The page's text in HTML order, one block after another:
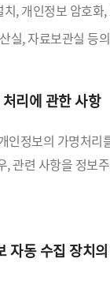
, 개인정보 암호화
실, 자료보관실 등
리에 관한 사항
정보의 가명처리
, 관련 사항을 정보
자동 수집 장치